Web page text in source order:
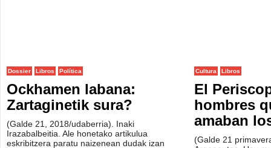
Dossier Libros Política
Ockhamen labana:
Zartaginetik sura?
(Galde 21, 2018/udaberria). Inaki
Irazabalbeitia. Ale honetako artikulua
eskribitzera paratu naizenean dudak izan
Cultura Libros
El
hombres
amaban
(Galde 21